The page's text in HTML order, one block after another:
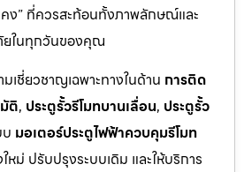
ง” ที่ควรสะท้อนทั้งภาพลักษณ์และ
ยในทุกวันของคุณ
เชี่ยวชาญเฉพาะทางในด้าน การติด
ติ, ประตูรั้วรีโมทบานเลื่อน, ประตูรั้ว
มอเตอร์ประตูไฟฟ้าควบคุมรีโมท
หม่ ปรับปรุงระบบเดิม และให้บริการ